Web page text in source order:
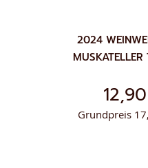
2024
MUSKATELLER
Grundpreis